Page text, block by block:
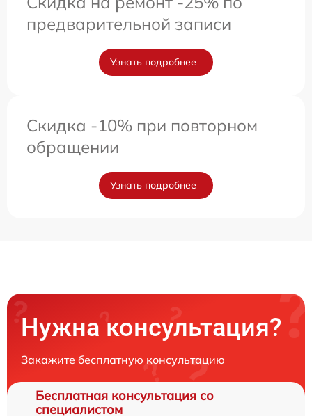
предварительной записи
Узнать подробнее
Скидка -10% при повторном
обращении
Узнать подробнее
Нужна консультация?
Закажите бесплатную консультацию
Бесплатная консультация со
специалистом